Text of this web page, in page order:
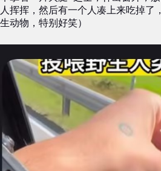
人挥挥，然后有一个人凑上来吃掉了
生动物，特别好笑）